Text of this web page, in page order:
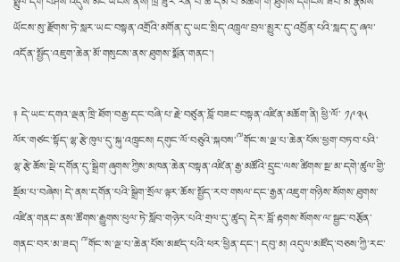
བོད་རྒྱལ་ལོ་༢༡༥༢ཤིང་མོ་སྦྲུལ་ལོའི་གནམ་ལོ་གསར་ཚེས་ཀྱི་འཚམས་འདྲི། : བོད་རྒྱལ་
ལོ་༢༡༥༢ཤིང་མོ་སྦྲུལ་ལོའི་གནམ་ལོ་གསར་ཚེས་ལ་བཀྲ་ཤིས་བདེ་ལེགས་ཞུ། ཤེས་རིག་
ཡོན་ཏན་ཡར་ངོའི་ཟླ་བཞ
དབུ་བོད་མིའི་སྒྲིག་འཛུགས་ཀྱི་དཔལ་ལྡན་སྲིད་སྐྱོང་སྤེན་པ་ཚེ་རིང་མཆོག་སེ་རར་
འཚམས་གཟ: བཙན་བྱོལ་བོད་མིའི་ཆབ་སྲིད་ཀྱི་དབུ་ཁྲིད་སྲིད་སྐྱོང་སྤེན་པ་ཚེ་རིང་
མཆོག་གིས་སྲིད་སྐྱོང་གི་མཛད་ཁུར་བཞེས་
བཀའ་དྲིན་རྗེས་དྲན་གྱི་གཟེངས་བསྟོད་བྱམས་བརྩེའི་འོད་སྣང་།: དགུང་ལོ་དགུ་བཅུར་
ཕེབས་པའི་བཀའ་དྲིན་རྗེས་དྲན་གྱི་གཟེངས་བསྟོད་བྱམས་བརྩེའི་འོད་སྣང་།སྲིད་གསུམ་
འཇིག་རྟེན
ཡོངས་སུ་རྫོགས་ཏེ་སླར་ཡང་བསྟན་འགྲོའི་མགོན་དུ་ཡང་སྲིད་འཁྲུལ་བྲལ་མྱུར་དུ་འབྱོན་པའི་སླད་དུ་ཞལ་
འདོན་སྤྱོད་འཇུག་ཆེན་མོ་གསུངས་ནས་ཐུགས་སྨོན་གནང་།
༈ དེ་ཡང་དགའ་ལྡན་ཁྲི་ཐོག་བརྒྱ་དང་བཞི་པ་རྗེ་བཙུན་བློ་བཟང་བསྟན་འཛིན་མཆོག་ནི། ཕྱི་ལོ་ ༡༩༣༥
ལོར་གཙང་སྟོད་ལྷ་རྩེ་ཁུལ་དུ་སྐུ་འཁྲུངས། དགུང་ལོ་བཅུའི་སྐབས་༸གོང་ས་ལྔ་པ་ཆེན་པོས་ཕྱག་བཏབ་པའི་
ལྷ་རྩེ་ཆོས་སྡེ་དགོན་དུ་སྒྲིག་ཞུགས་ཀྱིས་མཁན་ཆེན་བསྟན་འཛིན་རྒྱ་མཚོའི་དྲུང་ལས་ཚིགས་སྔ་མ་དགེ་ཚུལ་གྱི་
སྡོམ་པ་བཞེས། དེ་ནས་དགོན་པའི་སྒྲིག་སྲོལ་ལྟར་ཆོས་སྤྱོད་རབ་གསལ་དང་རྒྱན་འཇུག་གཉིས་སོགས་ཐུགས་
འཛིན་གནང་ནས་ཚོགས་རྒྱུགས་ཕུལ་ཏེ་སློབ་གཉེར་པའི་གྲལ་དུ་ཚུད། དེར་བློ་རྟགས་སོགས་ལ་སྦྱང་བརྩོན་
གནང་བར་མ་ཟད། ༸གོང་ས་ལྔ་པ་ཆེན་པོས་མཛད་པའི་ཕར་ཕྱིན་དང་། དབུ་མ། འདུལ་མཛོད་བཅས་ཀྱི་རང་